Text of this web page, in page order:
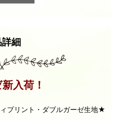
細
入荷！
プリント・ダブルガーゼ生地★